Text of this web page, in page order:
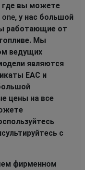
где вы можете
one, у нас большой
работающие от
Мы
ведущих
являются
EAC и
цены на все
с
фирменном